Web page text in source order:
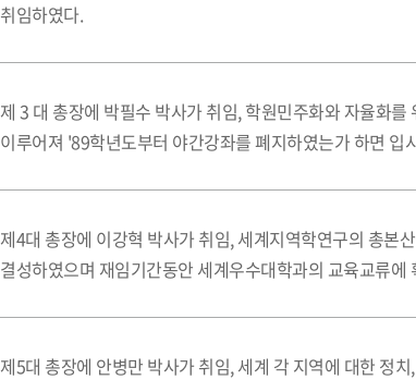
취임하였다.
제 3 대 총장에 박필수 박사가 취임, 학원민주화와 자율화
이루어져 '89학년도부터 야간강좌를 폐지하였는가 하면
제4대 총장에 이강혁 박사가 취임, 세계지역학연구의 총본
결성하였으며 재임기간동안 세계우수대학과의 교육교류에
제5대 총장에 안병만 박사가 취임, 세계 각 지역에 대한 정